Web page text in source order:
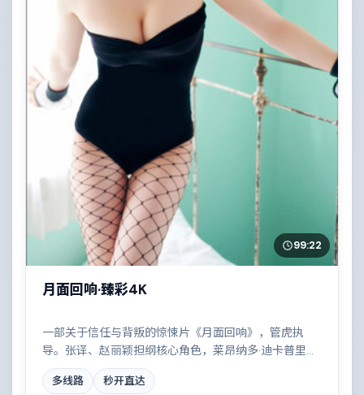
99:22
月面回响·臻彩4K
一部关于信任与背叛的惊悚片《月面回响》，管虎执
导。张译、赵丽颖担纲核心角色，莱昂纳多·迪卡普里
奥、黄政民、木村拓哉等实力加盟，取景与班底多来自
中国大陆。都市霓虹下的人性试炼与自我救赎。结尾留
多线路 秒开直达